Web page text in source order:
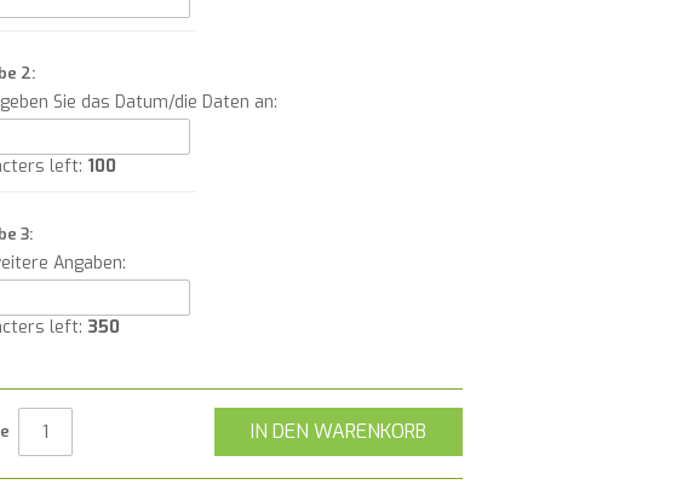
2:
Sie das Datum/die Daten an:
left: 100
3:
Angaben:
left: 350
IN DEN WARENKORB